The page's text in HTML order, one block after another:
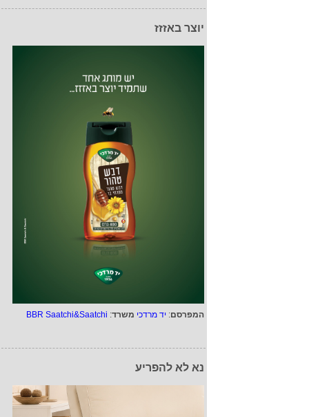
יוצר באזזז
המפרסם: יד מרדכי משרד:
BBR Saatchi&Saatchi
נא לא להפריע